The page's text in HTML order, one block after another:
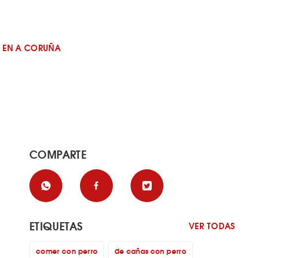
EN A CORUÑA
COMPARTE
ETIQUETAS VER TODAS
comer con perro
de cañas con perro